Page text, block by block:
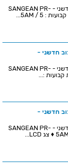
רדיו שולחני / נייד דיגיטלי בעיצוב חדשני - SANGEAN PR-
חדשני -
רדיו שולחני / נייד דיגיטלי בעיצוב חדשני - SANGEAN PR-
חדשני -
רדיו שולחני / נייד דיגיטלי בעיצוב חדשני - SANGEAN PR-